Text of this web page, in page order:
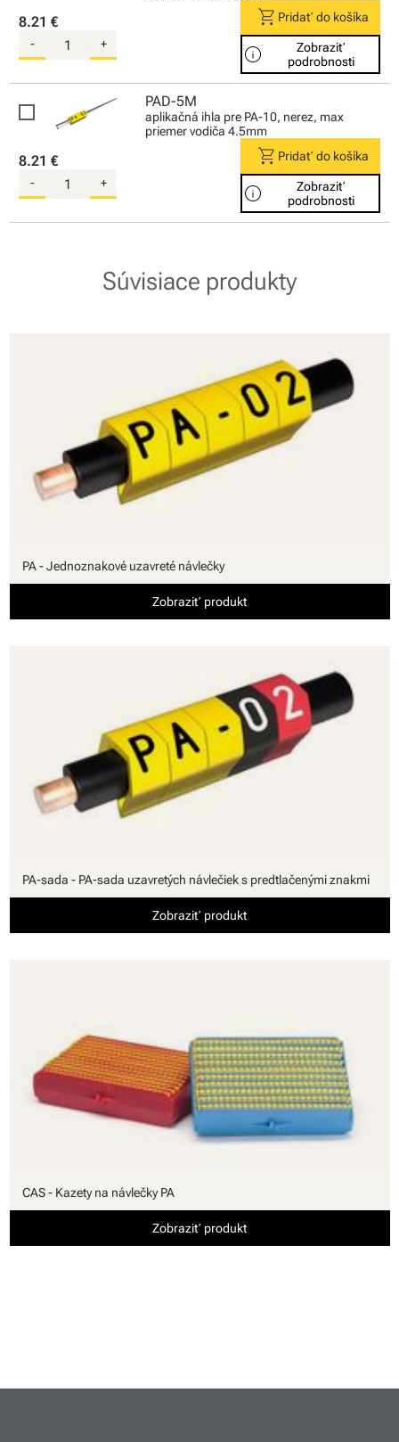
8.21 €
- +
shopping_cart Pridať do košíka
info
Zobraziť
podrobnosti
PAD-5M
aplikačná ihla pre PA-10, nerez, max
priemer vodiča 4.5mm
8.21 €
- +
shopping_cart Pridať do košíka
info
Zobraziť
podrobnosti
Súvisiace produkty
PA - Jednoznakové uzavreté návlečky
Zobraziť produkt
PA-sada - PA-sada uzavretých návlečiek s predtlačenými znakmi
Zobraziť produkt
CAS - Kazety na návlečky PA
Zobraziť produkt